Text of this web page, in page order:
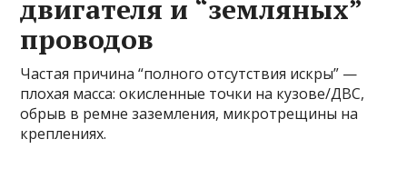
двигателя и “земляных”
проводов
Частая причина “полного отсутствия искры” —
плохая масса: окисленные точки на кузове/ДВС,
обрыв в ремне заземления, микротрещины на
креплениях.